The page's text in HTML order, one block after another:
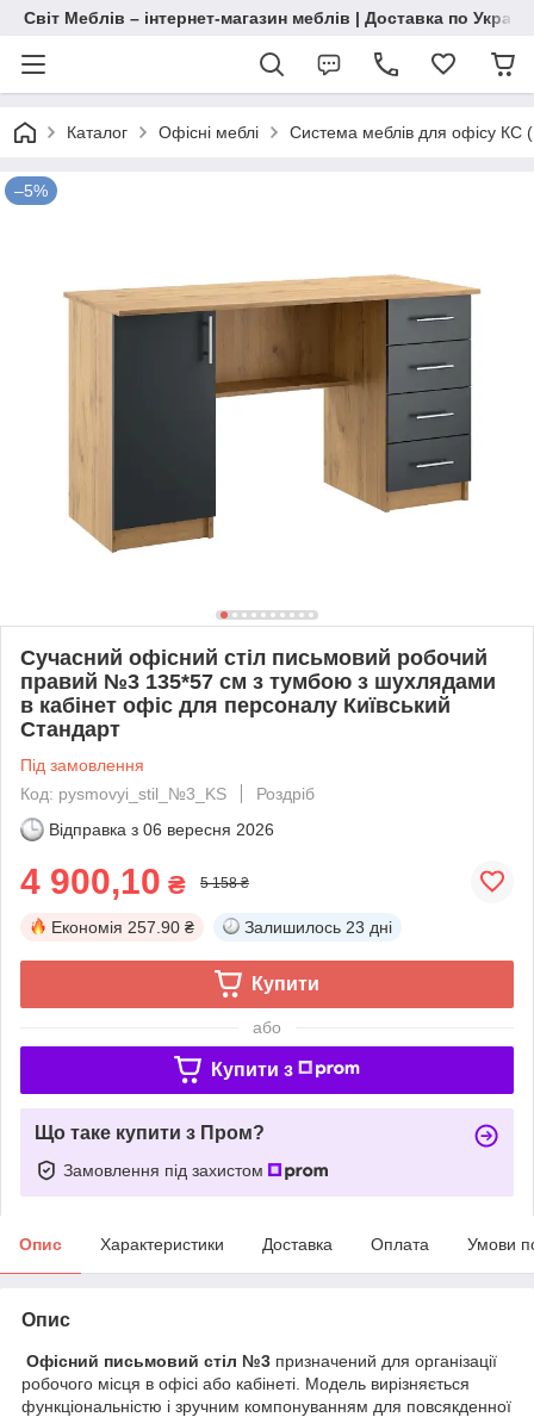
Світ Меблів – інтернет-магазин меблів | Доставка по
Каталог Офісні меблі Система меблів для офісу КС
–5%
Сучасний офісний стіл письмовий робочий
правий №3 135*57 см з тумбою з шухлядами
в кабінет офіс для персоналу Київський
Стандарт
Під замовлення
Код: pysmovyi_stil_№3_KS
Роздріб
Відправка з 06 вересня 2026
4 900,10 ₴ 5 158 ₴
Економія 257.90 ₴ Залишилось 23 дні
Купити
або
Купити з
Що таке купити з Пром?
Замовлення під захистом
Опис Характеристики Доставка Оплата Умови
Опис
Офісний письмовий стіл №3 призначений для організації
робочого місця в офісі або кабінеті. Модель вирізняється
функціональністю і зручним компонуванням для повсякденної